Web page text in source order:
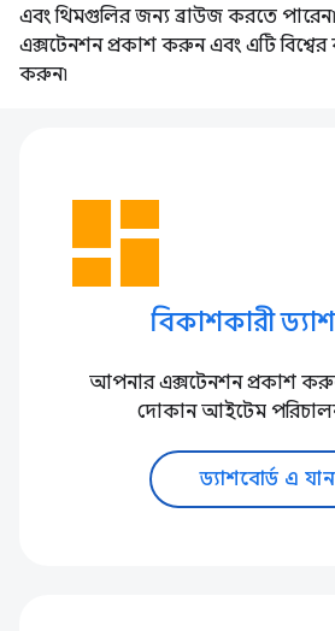
এবং থিমগুলির জন্য ব্রাউজ করতে
এক্সটেনশন প্রকাশ করুন এবং এটি
করুন৷
dashboard
বিকাশকারী
আপনার এক্সটেনশন প্রকাশ
দোকান আইটেম
ড্যাশবোর্ড এ যান